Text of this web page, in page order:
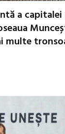
a capitalei
multe